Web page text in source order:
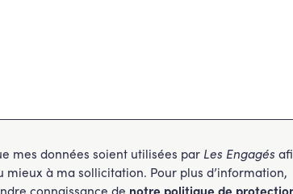
mes données soient utilisées par Les Engagés
mieux à ma sollicitation. Pour plus d’information,